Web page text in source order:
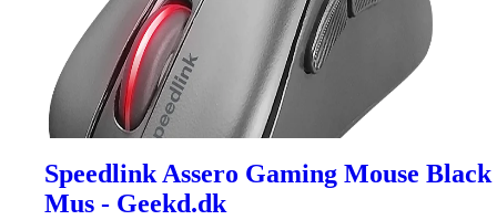
Speedlink Assero Gaming Mouse Black
Mus - Geekd.dk